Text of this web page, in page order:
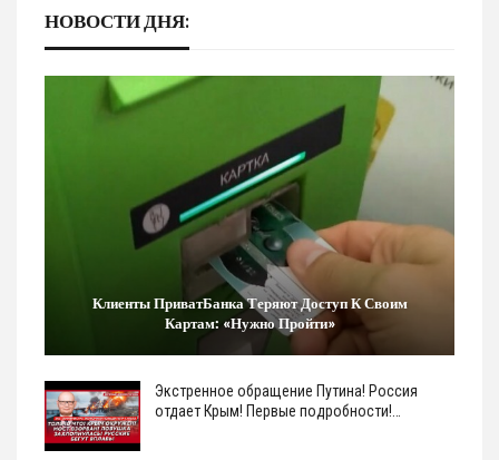
НОВОСТИ ДНЯ:
Клиенты ПриватБанка Теряют Доступ К Своим
Картам: «Нужно Пройти»
Экстренное обращение Путина! Россия
отдает Крым! Первые подробности!…